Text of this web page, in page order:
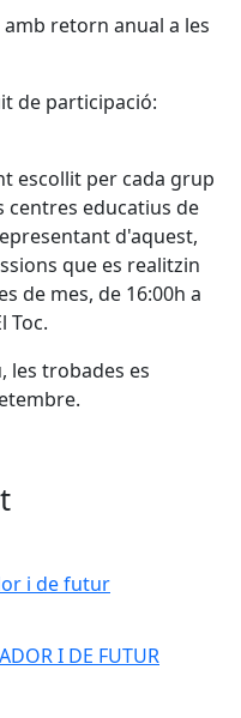
retorn anual a les
de participació:
escollit per cada grup
centres educatius de
d'aquest,
que es realitzin
de mes, de 16:00h a
Toc.
les trobades es
i de futur
I DE FUTUR